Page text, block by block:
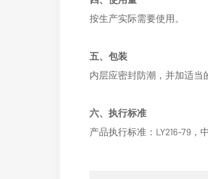
按生产实际需要使用。
五、包装
内层应密封防潮，并加适当
六、执行标准
产品执行标准：LY216-79，